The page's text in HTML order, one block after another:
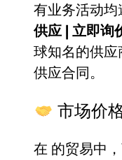
有业务活动
供应 | 立即询
球知名的供
供应合同。
市场价
在 的贸易中